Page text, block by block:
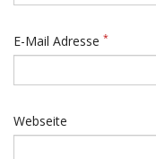
E-Mail Adresse *
Webseite